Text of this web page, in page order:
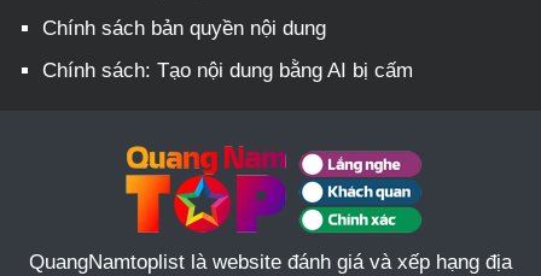
Chính sách bản quyền nội dung
Chính sách: Tạo nội dung bằng AI bị cấm
QuangNamtoplist là website đánh giá và xếp hạng địa